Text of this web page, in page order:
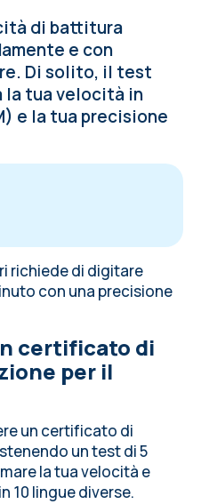
di battitura
e con
Di solito, il test
la tua velocità in
e la tua precisione
di velocità di
certificato di velocità
richiede di digitare
con una precisione
certificato di
per il
un certificato di
un test di 5
la tua velocità e
10 lingue diverse.